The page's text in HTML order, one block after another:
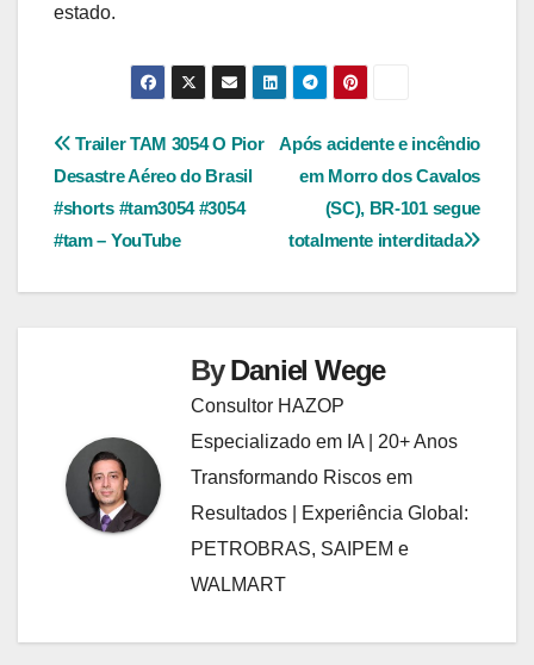
estado.
Navegação
de
Post
Após acidente e incêndio
em Morro dos Cavalos
(SC), BR-101 segue
totalmente interditada
Trailer TAM 3054 O Pior
Desastre Aéreo do Brasil
#shorts #tam3054 #3054
#tam – YouTube
ByDaniel Wege
Consultor HAZOP
Especializado em IA | 20+ Anos
Transformando Riscos em
Resultados | Experiência Global:
PETROBRAS, SAIPEM e
WALMART